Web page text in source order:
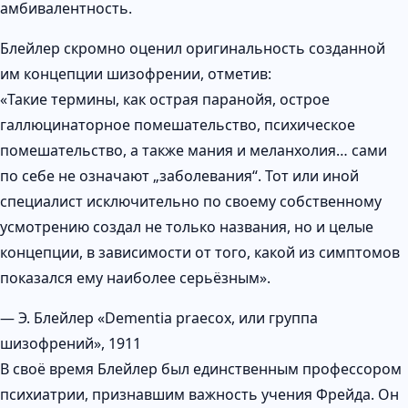
амбивалентность.
Блейлер скромно оценил оригинальность созданной
им концепции шизофрении, отметив:
«Такие термины, как острая паранойя, острое
галлюцинаторное помешательство, психическое
помешательство, а также мания и меланхолия… сами
по себе не означают „заболевания“. Тот или иной
специалист исключительно по своему собственному
усмотрению создал не только названия, но и целые
концепции, в зависимости от того, какой из симптомов
показался ему наиболее серьёзным».
— Э. Блейлер «Dementia praecox, или группа
шизофрений», 1911
В своё время Блейлер был единственным профессором
психиатрии, признавшим важность учения Фрейда. Он